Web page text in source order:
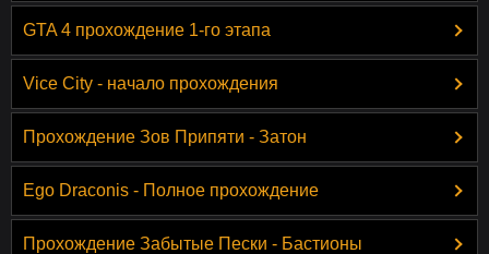
GTA 4 прохождение 1-го этапа
Vice City - начало прохождения
Прохождение Зов Припяти - Затон
Ego Draconis - Полное прохождение
Прохождение Забытые Пески - Бастионы